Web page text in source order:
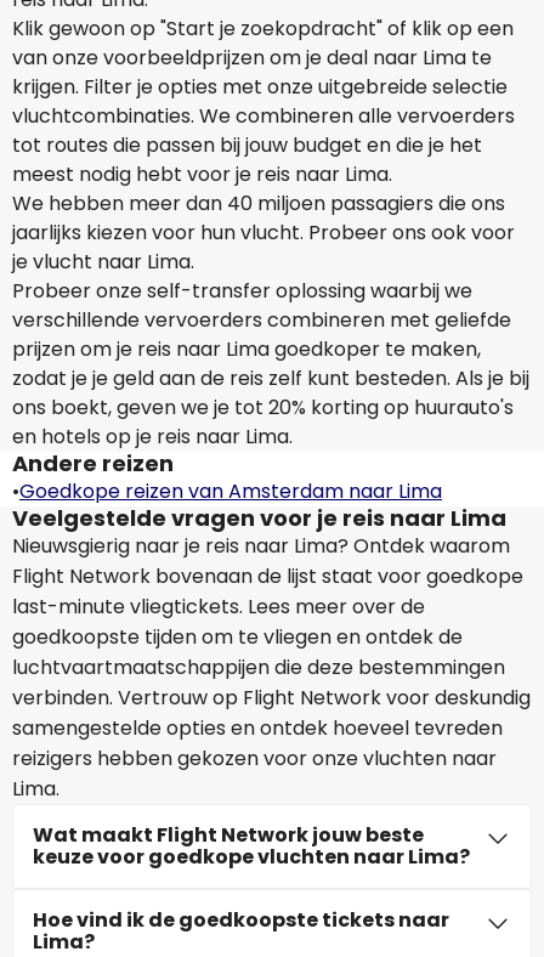
Klik gewoon op "Start je zoekopdracht" of klik op een
van onze voorbeeldprijzen om je deal naar Lima te
krijgen. Filter je opties met onze uitgebreide selectie
vluchtcombinaties. We combineren alle vervoerders
tot routes die passen bij jouw budget en die je het
meest nodig hebt voor je reis naar Lima.
We hebben meer dan 40 miljoen passagiers die ons
jaarlijks kiezen voor hun vlucht. Probeer ons ook voor
je vlucht naar Lima.
Probeer onze self-transfer oplossing waarbij we
verschillende vervoerders combineren met geliefde
prijzen om je reis naar Lima goedkoper te maken,
zodat je je geld aan de reis zelf kunt besteden. Als je bij
ons boekt, geven we je tot 20% korting op huurauto's
en hotels op je reis naar Lima.
Andere reizen
•Goedkope reizen van Amsterdam naar Lima
Veelgestelde vragen voor je reis naar Lima
Nieuwsgierig naar je reis naar Lima? Ontdek waarom
Flight Network bovenaan de lijst staat voor goedkope
last-minute vliegtickets. Lees meer over de
goedkoopste tijden om te vliegen en ontdek de
luchtvaartmaatschappijen die deze bestemmingen
verbinden. Vertrouw op Flight Network voor deskundig
samengestelde opties en ontdek hoeveel tevreden
reizigers hebben gekozen voor onze vluchten naar
Lima.
Wat maakt Flight Network jouw beste
keuze voor goedkope vluchten naar Lima?
Hoe vind ik de goedkoopste tickets naar
Lima?